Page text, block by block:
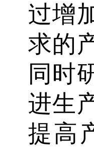
过增
求的
同时
进生
提高